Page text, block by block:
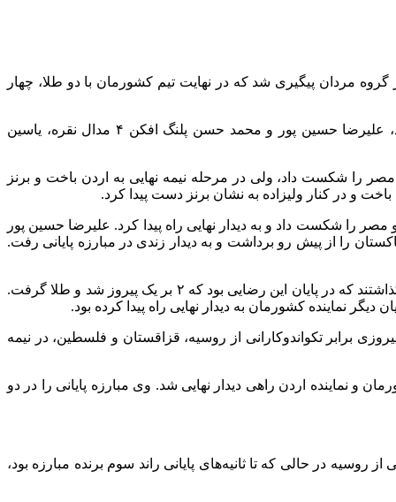
۲۱ بهمن ماه با حضور ۲۹۸ تکواندوکار از کشورهای مختلف در گروه مردان پیگیری شد که در نهایت تیم کشورمان با دو طلا، چهار
برای تیم اعزامی کشورمان در این مسابقات، متین رضایی و ابوالفضل زندی دو مدال طلا، مهدی حاجی موسایی، امیرمحمد رحمانی راد، علیرضا حسین پور و محمد حسن پلنگ افکن ۴ مدال نقره، یاسین
و مصر را شکست داد، ولی در مرحله نیمه نهایی به اردن باخت و برنز
و در کنار ولیزاده به نشان برنز دست پیدا کرد.
روسیه و مصر را شکست داد و به دیدار نهایی راه پیدا کرد. علیرضا حسین پور
را از پیش رو برداشت و به دیدار زندی در مبارزه پایانی رفت.
مبارزه پایانی وزن ۶۳- کیلوگرم نیز یک دیدار تمام ایرانی بود. متین رضایی و مهدی حاجی موسایی یک مبارزه تماشایی و نزدیک را به نمایش گذاشتند که در پایان این رضایی بود که ۲ بر یک پیروز شد و طلا گرفت.
نماینده کشورمان به دیدار نهایی راه پیدا کرده بود.
برابر تکواندوکارانی از روسیه، قزاقستان و فلسطین، در نیمه
از کشورمان و نماینده اردن راهی دیدار نهایی شد. وی مبارزه پایانی را در دو
روسیه در حالی که تا ثانیه‌های پایانی راند سوم برنده مبارزه بود،